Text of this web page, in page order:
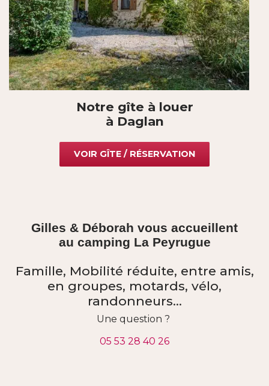
Notre gîte à louer
à Daglan
VOIR GÎTE / RÉSERVATION
Gilles & Déborah vous accueillent
au camping La Peyrugue
Famille, Mobilité réduite, entre amis,
en groupes, motards, vélo,
randonneurs…
Une question ?
05 53 28 40 26